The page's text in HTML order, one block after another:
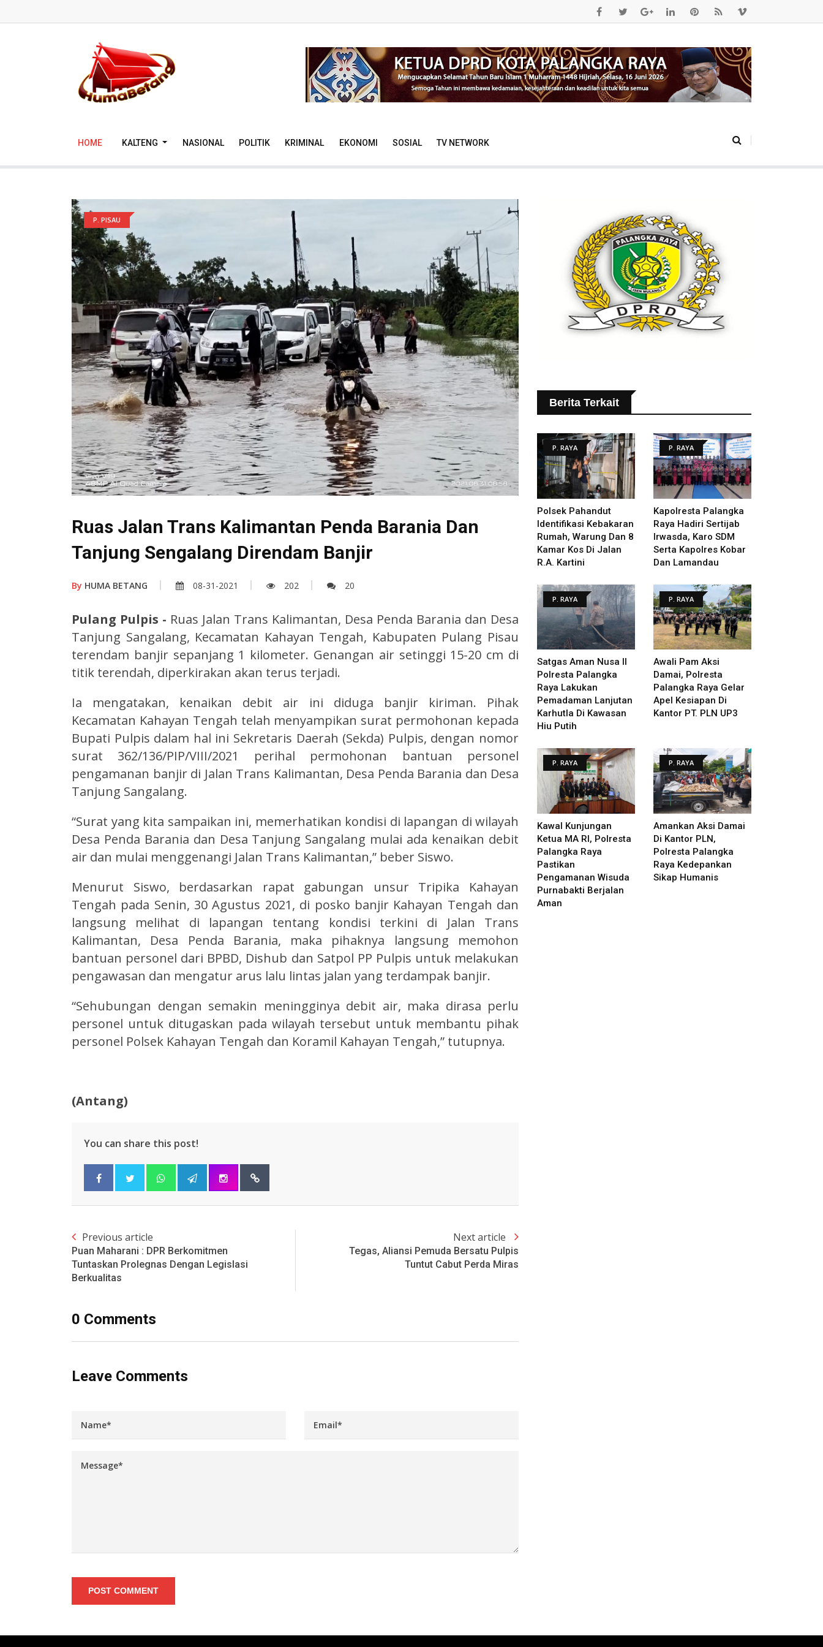
HOME KALTENG NASIONAL POLITIK KRIMINAL EKONOMI SOSIAL TV NETWORK
P. PISAU
Ruas Jalan Trans Kalimantan Penda Barania Dan
Tanjung Sengalang Direndam Banjir
By HUMA BETANG 08-31-2021 202 20
Pulang Pulpis - Ruas Jalan Trans Kalimantan, Desa Penda Barania dan Desa
Tanjung Sangalang, Kecamatan Kahayan Tengah, Kabupaten Pulang Pisau
terendam banjir sepanjang 1 kilometer. Genangan air setinggi 15-20 cm di
titik terendah, diperkirakan akan terus terjadi.
Ia mengatakan, kenaikan debit air ini diduga banjir kiriman. Pihak
Kecamatan Kahayan Tengah telah menyampikan surat permohonan kepada
Bupati Pulpis dalam hal ini Sekretaris Daerah (Sekda) Pulpis, dengan nomor
surat 362/136/PIP/VIII/2021 perihal permohonan bantuan personel
pengamanan banjir di Jalan Trans Kalimantan, Desa Penda Barania dan Desa
Tanjung Sangalang.
“Surat yang kita sampaikan ini, memerhatikan kondisi di lapangan di wilayah
Desa Penda Barania dan Desa Tanjung Sangalang mulai ada kenaikan debit
air dan mulai menggenangi Jalan Trans Kalimantan,” beber Siswo.
Menurut Siswo, berdasarkan rapat gabungan unsur Tripika Kahayan
Tengah pada Senin, 30 Agustus 2021, di posko banjir Kahayan Tengah dan
langsung melihat di lapangan tentang kondisi terkini di Jalan Trans
Kalimantan, Desa Penda Barania, maka pihaknya langsung memohon
bantuan personel dari BPBD, Dishub dan Satpol PP Pulpis untuk melakukan
pengawasan dan mengatur arus lalu lintas jalan yang terdampak banjir.
“Sehubungan dengan semakin meningginya debit air, maka dirasa perlu
personel untuk ditugaskan pada wilayah tersebut untuk membantu pihak
personel Polsek Kahayan Tengah dan Koramil Kahayan Tengah,” tutupnya.
(Antang)
You can share this post!
Previous article
Puan Maharani : DPR Berkomitmen
Tuntaskan Prolegnas Dengan Legislasi
Berkualitas
Next article
Tegas, Aliansi Pemuda Bersatu Pulpis
Tuntut Cabut Perda Miras
0 Comments
Leave Comments
POST COMMENT
Berita Terkait
P. RAYA
Polsek Pahandut
Identifikasi Kebakaran
Rumah, Warung Dan 8
Kamar Kos Di Jalan
R.A. Kartini
P. RAYA
Kapolresta Palangka
Raya Hadiri Sertijab
Irwasda, Karo SDM
Serta Kapolres Kobar
Dan Lamandau
P. RAYA
Satgas Aman Nusa II
Polresta Palangka
Raya Lakukan
Pemadaman Lanjutan
Karhutla Di Kawasan
Hiu Putih
P. RAYA
Awali Pam Aksi
Damai, Polresta
Palangka Raya Gelar
Apel Kesiapan Di
Kantor PT. PLN UP3
P. RAYA
Kawal Kunjungan
Ketua MA RI, Polresta
Palangka Raya
Pastikan
Pengamanan Wisuda
Purnabakti Berjalan
Aman
P. RAYA
Amankan Aksi Damai
Di Kantor PLN,
Polresta Palangka
Raya Kedepankan
Sikap Humanis